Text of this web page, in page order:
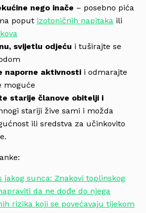
nego inače – posebno pića
poput izotoničnih napitaka ili
svijetlu odjeću i tuširajte se
naporne aktivnosti i odmarajte
moguće
starije članove obitelji i
stariji žive sami i možda
ili sredstva za učinkovito
jakog sunca: Znakovi toplinskog
da ne dođe do njega
rizika koji se povećavaju tijekom